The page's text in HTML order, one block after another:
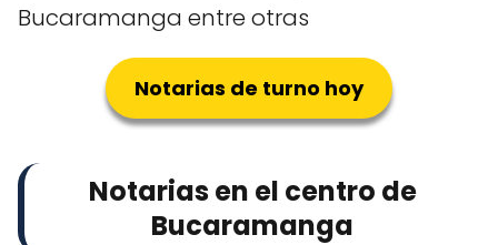
Bucaramanga entre otras
Notarias de turno hoy
Notarias en el centro de
Bucaramanga